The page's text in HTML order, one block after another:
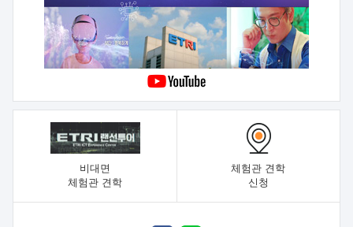
비대면
체험관 견학
체험관 견학
신청